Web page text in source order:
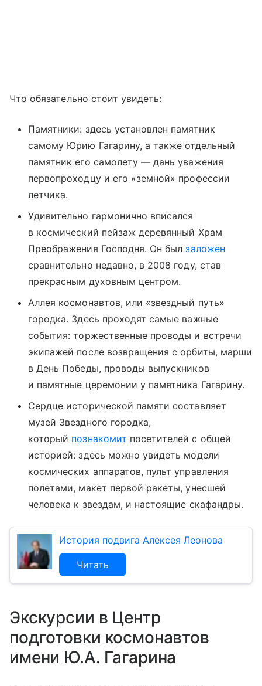
Что обязательно стоит увидеть:
Памятники: здесь установлен памятник
самому Юрию Гагарину, а также отдельный
памятник его самолету — дань уважения
первопроходцу и его «земной» профессии
летчика.
Удивительно гармонично вписался
в космический пейзаж деревянный Храм
Преображения Господня. Он былзаложен
сравнительно недавно, в 2008 году, став
прекрасным духовным центром.
Аллея космонавтов, или «звездный путь»
городка. Здесь проходят самые важные
события: торжественные проводы и встречи
экипажей после возвращения с орбиты, марши
в День Победы, проводы выпускников
и памятные церемонии у памятника Гагарину.
Сердце исторической памяти составляет
музей Звездного городка,
который познакомит посетителей с общей
историей: здесь можно увидеть модели
космических аппаратов, пульт управления
полетами, макет первой ракеты, унесшей
человека к звездам, и настоящие скафандры.
История подвига Алексея Леонова
Читать
Экскурсии в Центр
подготовки космонавтов
имени Ю.А. Гагарина